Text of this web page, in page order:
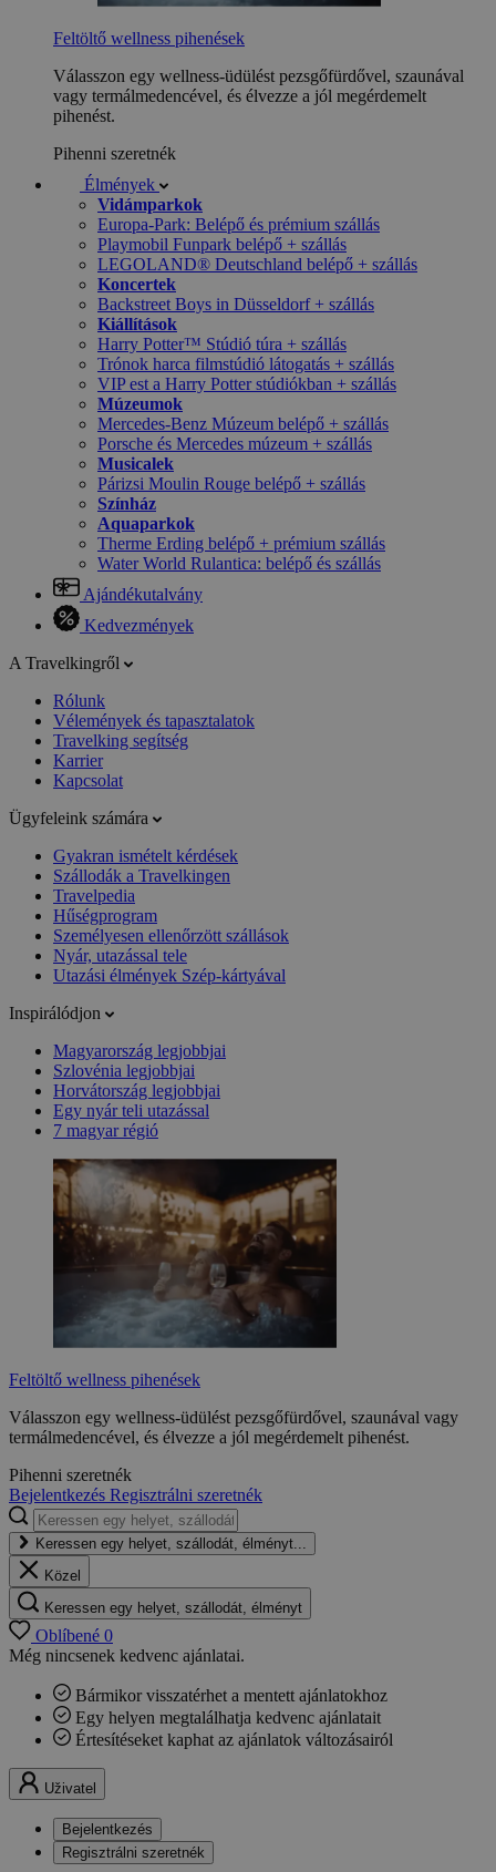
Feltöltő wellness pihenések
Válasszon egy wellness-üdülést pezsgőfürdővel, szaunával
vagy termálmedencével, és élvezze a jól megérdemelt
pihenést.
Pihenni szeretnék
Élmények
Vidámparkok
Europa-Park: Belépő és prémium szállás
Playmobil Funpark belépő + szállás
LEGOLAND® Deutschland belépő + szállás
Koncertek
Backstreet Boys in Düsseldorf + szállás
Kiállítások
Harry Potter™ Stúdió túra + szállás
Trónok harca filmstúdió látogatás + szállás
VIP est a Harry Potter stúdiókban + szállás
Múzeumok
Mercedes-Benz Múzeum belépő + szállás
Porsche és Mercedes múzeum + szállás
Musicalek
Párizsi Moulin Rouge belépő + szállás
Színház
Aquaparkok
Therme Erding belépő + prémium szállás
Water World Rulantica: belépő és szállás
Ajándékutalvány
Kedvezmények
A Travelkingről
Rólunk
Vélemények és tapasztalatok
Travelking segítség
Karrier
Kapcsolat
Ügyfeleink számára
Gyakran ismételt kérdések
Szállodák a Travelkingen
Travelpedia
Hűségprogram
Személyesen ellenőrzött szállások
Nyár, utazással tele
Utazási élmények Szép-kártyával
Inspirálódjon
Magyarország legjobbjai
Szlovénia legjobbjai
Horvátország legjobbjai
Egy nyár teli utazással
7 magyar régió
Feltöltő wellness pihenések
Válasszon egy wellness-üdülést pezsgőfürdővel, szaunával vagy
termálmedencével, és élvezze a jól megérdemelt pihenést.
Pihenni szeretnék
Bejelentkezés Regisztrálni szeretnék
Keressen egy helyet, szállodát, élményt...
Közel
Keressen egy helyet, szállodát, élményt
Oblíbené 0
Még nincsenek kedvenc ajánlatai.
Bármikor visszatérhet a mentett ajánlatokhoz
Egy helyen megtalálhatja kedvenc ajánlatait
Értesítéseket kaphat az ajánlatok változásairól
Uživatel
Bejelentkezés
Regisztrálni szeretnék